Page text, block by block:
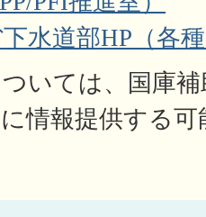
水道部HP（各
いては、国庫
情報提供する